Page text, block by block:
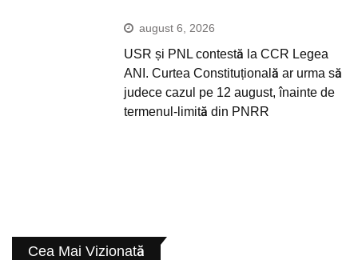
august 6, 2026
USR și PNL contestă la CCR Legea
ANI. Curtea Constituțională ar urma să
judece cazul pe 12 august, înainte de
termenul-limită din PNRR
Cea Mai Vizionată